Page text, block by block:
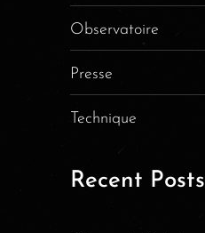
Observatoire
Presse
Technique
Recent Posts